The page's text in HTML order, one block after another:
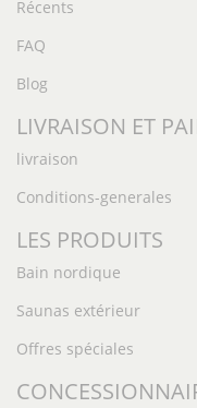
Récents
FAQ
Blog
LIVRAISON ET
livraison
Conditions-generales
LES PRODUITS
Bain nordique
Saunas extérieur
Offres spéciales